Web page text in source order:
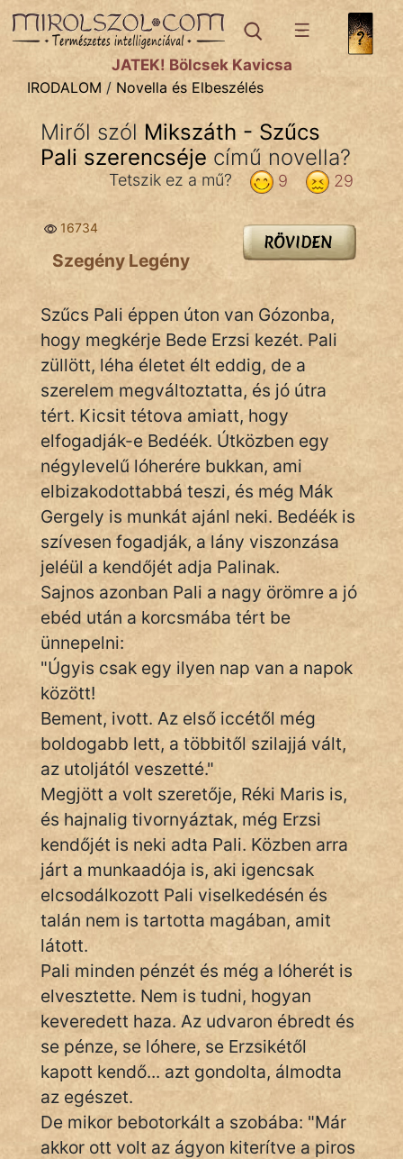
IRODALOMtémák:
Dráma
Költemény
Komédia
Kötelező
Mese
Mitológia
Monda
Novella
És
Elbeszélés
Regény
Tanmese
Vers
IRODALOM
SZÓLÁS
És
KÖZMONDÁS
PSZICHO
ZENE
FILM
ÉLETMÓD
MAGYARSÁG
És
TÖRTÉNELEM
Népszerű szerzőink:
JÁTÉK! Bölcsek Kavicsa
IRODALOM / Novella és Elbeszélés
Miről szól Mikszáth - Szűcs
Pali szerencséje című novella?
29
9
Tetszik ez a mű?
RÖVIDEN
16734
Szegény Legény
Szűcs Pali éppen úton van Gózonba,
hogy megkérje Bede Erzsi kezét. Pali
züllött, léha életet élt eddig, de a
szerelem megváltoztatta, és jó útra
tért. Kicsit tétova amiatt, hogy
elfogadják-e Bedéék. Útközben egy
négylevelű lóherére bukkan, ami
elbizakodottabbá teszi, és még Mák
Gergely is munkát ajánl neki. Bedéék is
szívesen fogadják, a lány viszonzása
jeléül a kendőjét adja Palinak.
Sajnos azonban Pali a nagy örömre a jó
ebéd után a korcsmába tért be
ünnepelni:
"Úgyis csak egy ilyen nap van a napok
között!
Bement, ivott. Az első iccétől még
boldogabb lett, a többitől szilajjá vált,
az utoljától veszetté."
Megjött a volt szeretője, Réki Maris is,
és hajnalig tivornyáztak, még Erzsi
kendőjét is neki adta Pali. Közben arra
járt a munkaadója is, aki igencsak
elcsodálkozott Pali viselkedésén és
talán nem is tartotta magában, amit
látott.
Pali minden pénzét és még a lóherét is
elvesztette. Nem is tudni, hogyan
keveredett haza. Az udvaron ébredt és
se pénze, se lóhere, se Erzsikétől
kapott kendő... azt gondolta, álmodta
az egészet.
De mikor bebotorkált a szobába: "Már
akkor ott volt az ágyon kiterítve a piros